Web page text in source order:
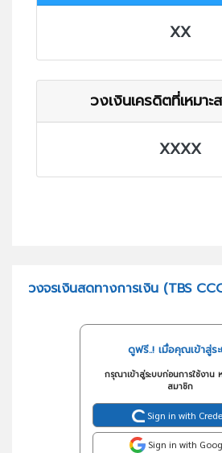
XX
วงเงินเครดิตที่เหมา
XXXX
วงจรเงินสดทางการเงิน (TBS
ดูฟรี..! เมื่อคุณเข้าสู่ร
กรุณาเข้าสู่ระบบก่อนการใช้งาน
สมาชิก
Sign in with
Sign in with